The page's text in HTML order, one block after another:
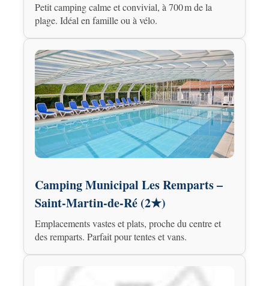
Petit camping calme et convivial, à 700 m de la
plage. Idéal en famille ou à vélo.
Camping Municipal Les Remparts –
Saint-Martin-de-Ré (2★)
Emplacements vastes et plats, proche du centre et
des remparts. Parfait pour tentes et vans.